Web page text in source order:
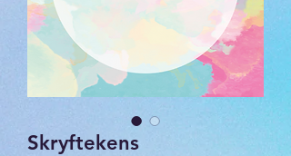
Skryftekens